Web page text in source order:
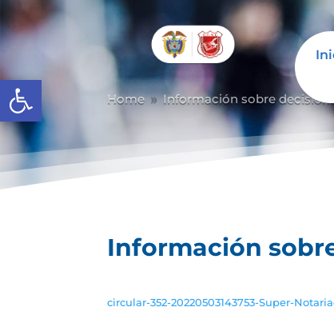
Abrir barra de herramientas
Home 9 Información sobre
Información
circular-352-20220503143753-Super-